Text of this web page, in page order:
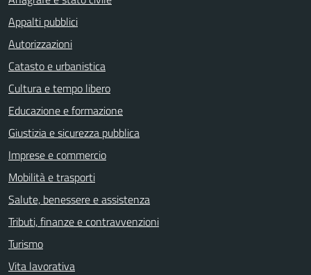
Appalti pubblici
Autorizzazioni
Catasto e urbanistica
Cultura e tempo libero
Educazione e formazione
Giustizia e sicurezza pubblica
Imprese e commercio
Mobilità e trasporti
Salute, benessere e assistenza
Tributi, finanze e contravvenzioni
Turismo
Vita lavorativa